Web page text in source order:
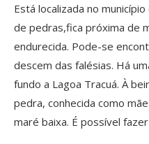
Está localizada no
de pedras,fica próxima de
endurecida. Pode-se
descem das falésias. Há
fundo a Lagoa Tracuá. À
pedra, conhecida como
maré baixa. É possível